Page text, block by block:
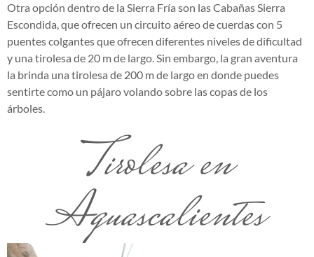
Otra opción dentro de la Sierra Fría son las Cabañas Sierra
Escondida, que ofrecen un circuito aéreo de cuerdas con 5
puentes colgantes que ofrecen diferentes niveles de dificultad
y una tirolesa de 20 m de largo. Sin embargo, la gran aventura
la brinda una tirolesa de 200 m de largo en donde puedes
sentirte como un pájaro volando sobre las copas de los
árboles.
Tirolesa en
Aguascalientes